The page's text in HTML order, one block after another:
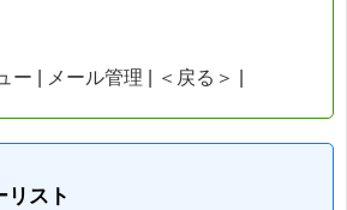
ー | メール管理 | ＜戻る＞ |
リスト